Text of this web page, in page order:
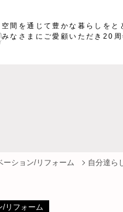
空間を通じて豊かな暮らしをと
みなさまにご愛顧いただき20周
ーション/リフォーム 自分達ら
/リフォーム